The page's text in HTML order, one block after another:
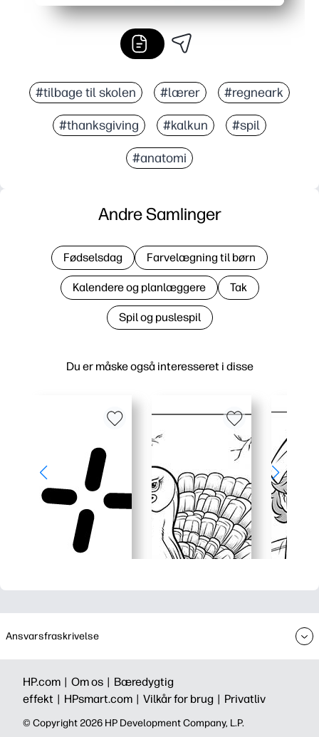
#tilbage til skolen #lærer #regneark
#thanksgiving #kalkun #spil
#anatomi
Du er måske også interesseret i disse
Andre Samlinger
Fødselsdag Farvelægning til børn
Kalendere og planlæggere Tak
Spil og puslespil
Ansvarsfraskrivelse
HP.com | Om os | Bæredygtig
effekt | HPsmart.com | Vilkår for brug | Privatliv
©️ Copyright 2026 HP Development Company, L.P.